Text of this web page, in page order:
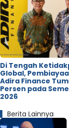
Di Tengah
Global,
Adira Finance
Persen pada
2026
Berita Lainnya